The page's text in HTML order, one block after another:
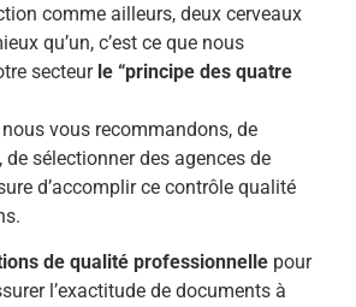
comme ailleurs, deux cerveaux
qu’un, c’est ce que nous
secteur le “principe des quatre
vous recommandons, de
de sélectionner des agences de
d’accomplir ce contrôle qualité
de qualité professionnelle pour
l’exactitude de documents à